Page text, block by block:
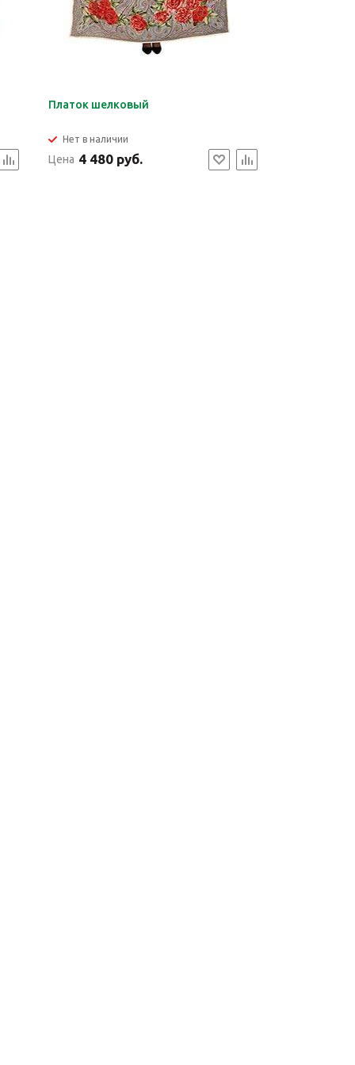
Платок шелковый
Нет в наличии
Цена 4 480 руб.